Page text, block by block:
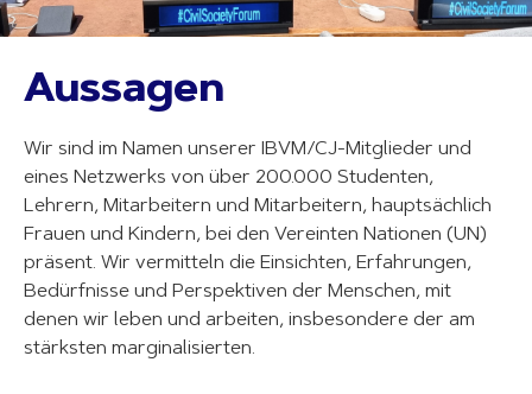
Aussagen
Wir sind im Namen unserer IBVM/CJ-Mitglieder und
eines Netzwerks von über 200.000 Studenten,
Lehrern, Mitarbeitern und Mitarbeitern, hauptsächlich
Frauen und Kindern, bei den Vereinten Nationen (UN)
präsent. Wir vermitteln die Einsichten, Erfahrungen,
Bedürfnisse und Perspektiven der Menschen, mit
denen wir leben und arbeiten, insbesondere der am
stärksten marginalisierten.